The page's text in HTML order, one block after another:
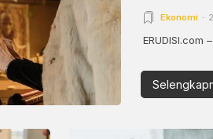
Ekonomi